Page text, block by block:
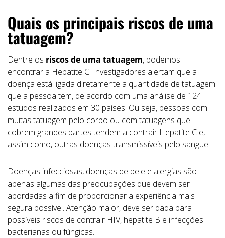
Quais os principais riscos de uma
tatuagem?
Dentre os riscos de uma tatuagem, podemos
encontrar a Hepatite C. Investigadores alertam que a
doença está ligada diretamente a quantidade de tatuagem
que a pessoa tem, de acordo com uma análise de 124
estudos realizados em 30 países. Ou seja, pessoas com
muitas tatuagem pelo corpo ou com tatuagens que
cobrem grandes partes tendem a contrair Hepatite C e,
assim como, outras doenças transmissíveis pelo sangue.
Doenças infecciosas, doenças de pele e alergias são
apenas algumas das preocupações que devem ser
abordadas a fim de proporcionar a experiência mais
segura possível. Atenção maior, deve ser dada para
possíveis riscos de contrair HIV, hepatite B e infecções
bacterianas ou fúngicas.